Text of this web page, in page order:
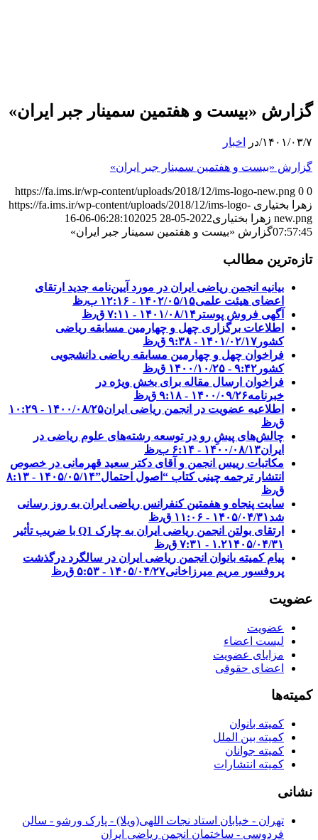
گزارش «بیست و هفتمین سمینار جبر ایران»
۱۴۰۱/۰۳/۷/در اخبار
گزارش «بیست و هفتمین سمینار جبر ایران»
https://fa.ims.ir/wp-content/uploads/2018/12/ims-logo-new.png 0 0
زهرا بختیاری https://fa.ims.ir/wp-content/uploads/2018/12/ims-logo-
new.png زهرا بختیاری2022-05-28 06:28:10
2025-06-16
07:57:45گزارش «بیست و هفتمین سمینار جبر ایران»
تازه‌ترین مطالب
بیانیه انجمن ریاضی ایران در مورد آیین‌نامه جدید ارتقای
اعضای هیئت علمی۱۴۰۲/۰۵/۱۵ - ۱۲:۱۶ ب٫ظ
آگهی فروش پوستر ۱۴۰۱/۰۸/۱۴ - ۷:۱۱ ق٫ظ
اطلاعات برگزاری چهل و چهارمین مسابقه ریاضی
کشور ۱۴۰۱/۰۲/۱۷ - ۹:۳۸ ق٫ظ
فراخوان چهل و چهارمین مسابقه ریاضی دانشجویی
کشور‎‎ ۱۴۰۰/۱۰/۲۵ - ۹:۴۲ ق٫ظ
فراخوان ارسال مقاله برای بخش ویژه در
خبرنامه۱۴۰۰/۰۹/۲۶ - ۹:۱۸ ق٫ظ
اطلاعیه عضویت در انجمن ریاضی ایران
۱۴۰۰/۰۸/۲۵ - ۱۰:۲۹
ق٫ظ
چالش‌های پیشِ رو در توسعه رشته‌های علوم ریاضی در
ایران۱۴۰۰/۰۸/۱۳ - ۶:۱۴ ب٫ظ
مکاتبات رییس انجمن و آقای دکتر سعید قهرمانی در خصوص
انتشار ترجمه چینی کتاب “اصول احتمال”
۱۴۰۵/۰۵/۱۴ - ۸:۱۳
ق٫ظ
سایت پنجاه و هفمتین کنفرانس ریاضی ایران به روز رسانی
شد۱۴۰۵/۰۴/۳۱ - ۱۱:۰۶ ق٫ظ
ارتقای بولتن انجمن ریاضی ایران به چارک Q1 با ضریب تأثیر
۱.۲۱۴۰۵/۰۴/۳۱ - ۷:۳۱ ق٫ظ
پیام کمیته بانوان انجمن ریاضی ایران در سالگرد درگذشت
پروفسور مریم میرزاخانی۱۴۰۵/۰۴/۲۷ - ۵:۵۳ ق٫ظ
عضویت
عضویت
لیست اعضاء
مزایای عضویت
اعضای حقوقی
کمیته‌ها
کمیته بانوان
کمیته بین الملل
کمیته جوانان
کمیته انتشارات
نشانی
تهران - خیابان استاد نجات اللهی(ویلا) - پارک ورشو - سالن
فردوسی - ساختمان انجمن ریاضی ایران